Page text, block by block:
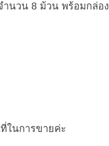
ำนวน 8 ม้วน พร้อมกล่อง
ในการขายค่ะ